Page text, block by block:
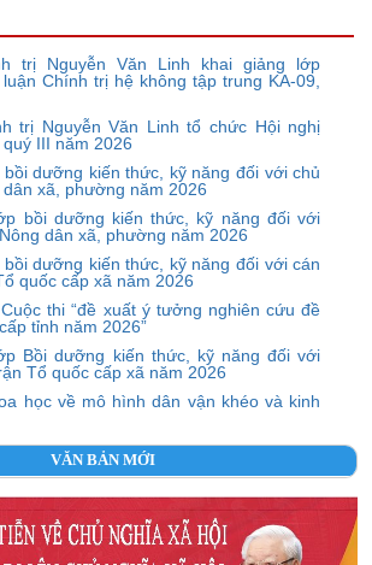
trị Nguyễn Văn Linh khai giảng lớp
Chính trị hệ không tập trung KA-09,
trị Nguyễn Văn Linh tổ chức Hội nghị
III năm 2026
bồi dưỡng kiến thức, kỹ năng đối với chủ
xã, phường năm 2026
bồi dưỡng kiến thức, kỹ năng đối với
dân xã, phường năm 2026
bồi dưỡng kiến thức, kỹ năng đối với cán
quốc cấp xã năm 2026
thi “đề xuất ý tưởng nghiên cứu đề
tỉnh năm 2026”
Bồi dưỡng kiến thức, kỹ năng đối với
Tổ quốc cấp xã năm 2026
học về mô hình dân vận khéo và kinh
VĂN BẢN MỚI